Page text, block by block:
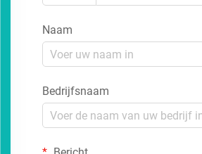
Naam
Bedrijfsnaam